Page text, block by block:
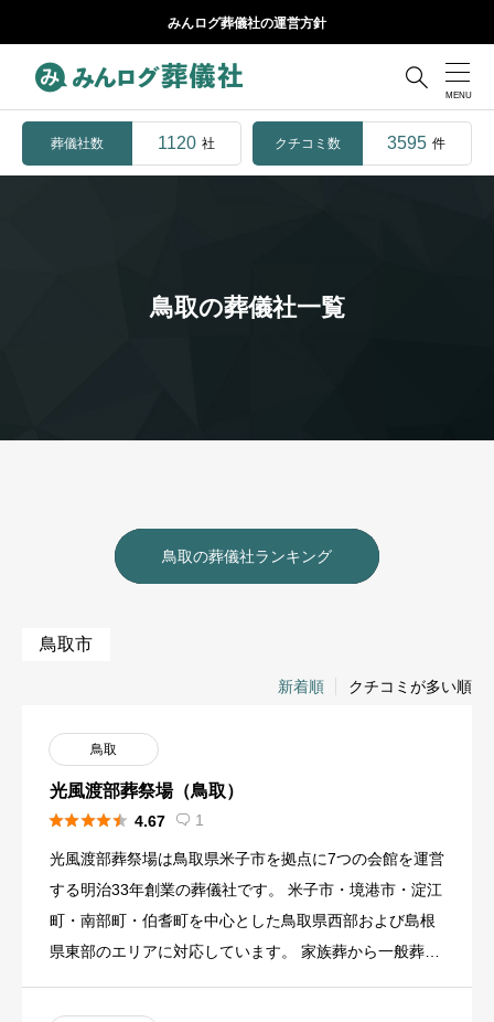
みんログ葬儀社の運営方針

葬儀社数 1120 社 クチコミ数 3595 件
鳥取の葬儀社一覧
鳥取の葬儀社ランキング
鳥取市
新着順 クチコミが多い順
鳥取
光風渡部葬祭場（鳥取）
 4.67  1
光風渡部葬祭場は鳥取県米子市を拠点に7つの会館を運営
する明治33年創業の葬儀社です。 米子市・境港市・淀江
町・南部町・伯耆町を中心とした鳥取県西部および島根
県東部のエリアに対応しています。 家族葬から一般葬ま